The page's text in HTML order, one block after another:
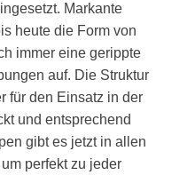
Markante
heute die Form von
immer eine gerippte
auf. Die Struktur
für den Einsatz in der
und entsprechend
gibt es jetzt in allen
perfekt zu jeder